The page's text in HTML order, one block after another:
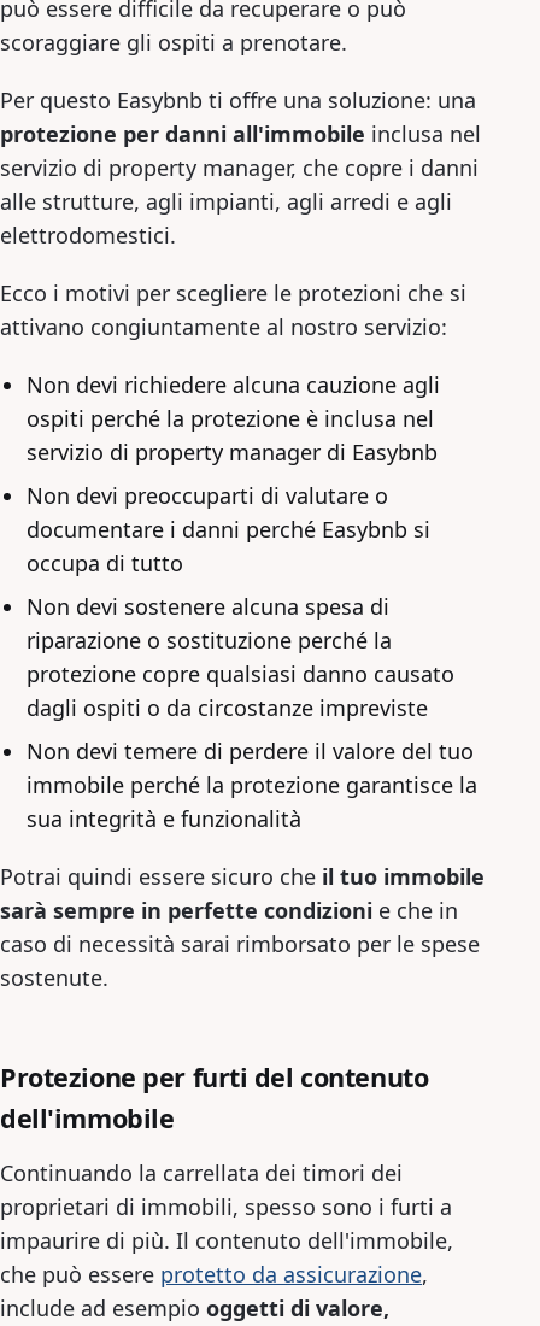
può essere difficile da recuperare o può
scoraggiare gli ospiti a prenotare.
Per questo Easybnb ti offre una soluzione: una
protezione per danni all'immobile inclusa nel
servizio di property manager, che copre i danni
alle strutture, agli impianti, agli arredi e agli
elettrodomestici.
Ecco i motivi per scegliere le protezioni che si
attivano congiuntamente al nostro servizio:
Non devi richiedere alcuna cauzione agli
ospiti perché la protezione è inclusa nel
servizio di property manager di Easybnb
Non devi preoccuparti di valutare o
documentare i danni perché Easybnb si
occupa di tutto
Non devi sostenere alcuna spesa di
riparazione o sostituzione perché la
protezione copre qualsiasi danno causato
dagli ospiti o da circostanze impreviste
Non devi temere di perdere il valore del tuo
immobile perché la protezione garantisce la
sua integrità e funzionalità
Potrai quindi essere sicuro che il tuo immobile
sarà sempre in perfette condizioni e che in
caso di necessità sarai rimborsato per le spese
sostenute.
Protezione per furti del contenuto
dell'immobile
Continuando la carrellata dei timori dei
proprietari di immobili, spesso sono i furti a
impaurire di più. Il contenuto dell'immobile,
che può essere protetto da assicurazione,
include ad esempio oggetti di valore,